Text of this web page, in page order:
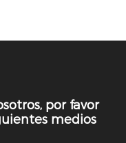
por favor
medios